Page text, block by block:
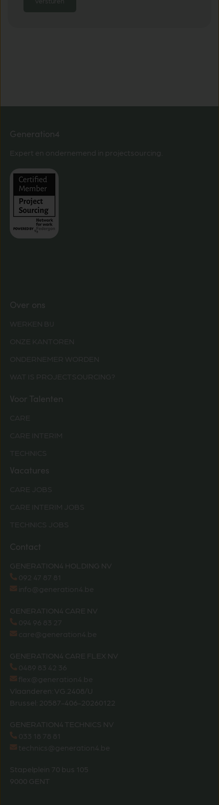
Generation4
Expert en ondernemend in projectsourcing.
Over ons
Voor Talenten
Vacatures
Contact
GENERATION4 HOLDING NV
GENERATION4 CARE NV
GENERATION4 CARE FLEX NV
Vlaanderen: VG.2408/U
Brussel: 20587-406-20260122
GENERATION4 TECHNICS NV
Stapelplein 70 bus 105
9000 GENT